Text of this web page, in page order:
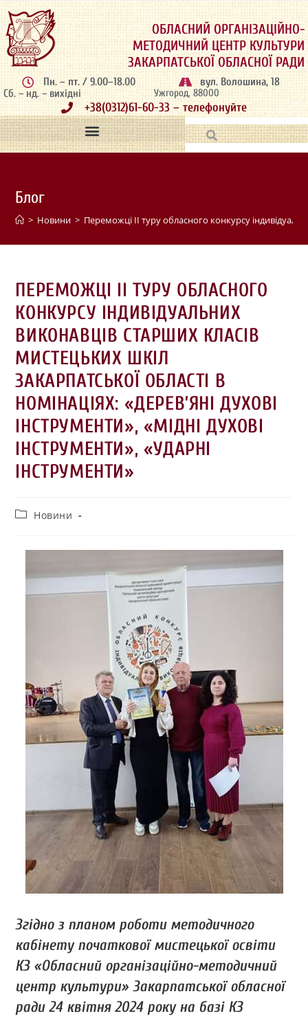
ОБЛАСНИЙ ОРГАНІЗАЦІЙНО-
МЕТОДИЧНИЙ ЦЕНТР КУЛЬТУРИ
ЗАКАРПАТСЬКОЇ ОБЛАСНОЇ РАДИ
Пн. – пт. / 9.00–18.00
Сб. – нд. – вихідні
вул. Волошина, 18
Ужгород, 88000
+38(0312)61-60-33 – телефонуйте
Блог
> Новини > Переможці ІІ туру обласного конкурсу
ПЕРЕМОЖЦІ ІІ ТУРУ ОБЛАСНОГО
КОНКУРСУ ІНДИВІДУАЛЬНИХ
ВИКОНАВЦІВ СТАРШИХ КЛАСІВ
МИСТЕЦЬКИХ ШКІЛ
ЗАКАРПАТСЬКОЇ ОБЛАСТІ В
НОМІНАЦІЯХ: «ДЕРЕВ’ЯНІ ДУХОВІ
ІНСТРУМЕНТИ», «МІДНІ ДУХОВІ
ІНСТРУМЕНТИ», «УДАРНІ
ІНСТРУМЕНТИ»
Новини
Згідно з планом роботи методичного
кабінету початкової мистецької освіти
КЗ «Обласний організаційно-методичний
центр культури» Закарпатської обласної
ради 24 квітня 2024 року на базі КЗ